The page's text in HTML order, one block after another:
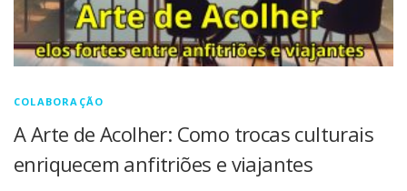
COLABORAÇÃO
A Arte de Acolher: Como trocas culturais
enriquecem anfitriões e viajantes